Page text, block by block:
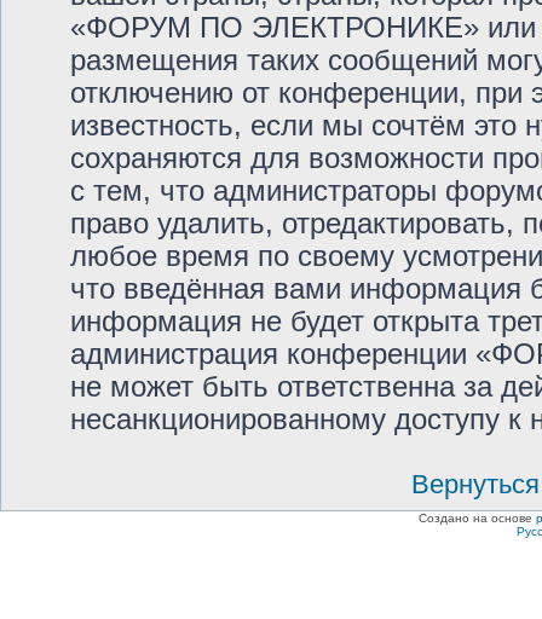
«ФОРУМ ПО ЭЛЕКТРОНИКЕ» или
размещения таких сообщений
отключению от конференции, при
известность, если мы сочтём
сохраняются для возможности
с тем, что администраторы
право удалить,
любое время по своему
что введённая вами информация
информация не будет открыта
администрация конференции
не может быть ответственна за
несанкционированному доступу к
Создано на основе